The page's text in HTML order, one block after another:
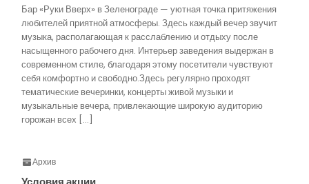
Бар «Руки Вверх» в Зеленограде — уютная точка притяжения
любителей приятной атмосферы. Здесь каждый вечер звучит
музыка, располагающая к расслаблению и отдыху после
насыщенного рабочего дня. Интерьер заведения выдержан в
современном стиле, благодаря этому посетители чувствуют
себя комфортно и свободно.Здесь регулярно проходят
тематические вечеринки, концерты живой музыки и
музыкальные вечера, привлекающие широкую аудиторию
горожан всех […]
Архив